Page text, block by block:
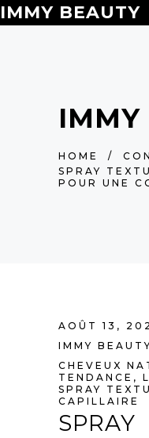
IMMY BEAUTY
IMMY
HOME /
SPRAY
POUR UNE
AOÛT 13,
IMMY
CHEVEUX
TENDANCE ,
SPRAY
CAPILLAIRE
SPRAY